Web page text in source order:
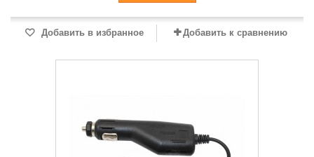
Добавить в избранное Добавить к сравнению